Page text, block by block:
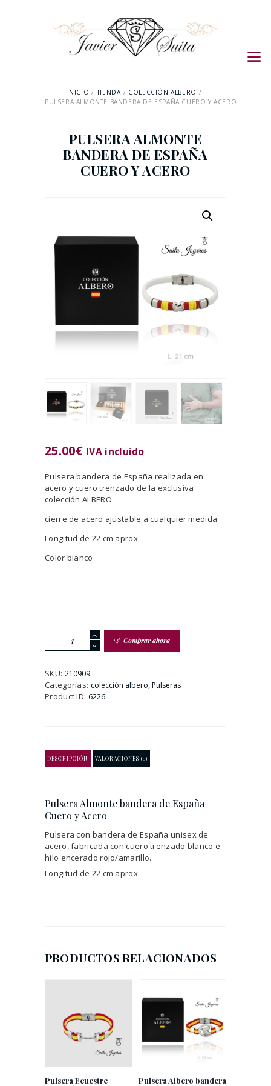
INICIO TIENDA
COLECCIÓN ALBERO
PULSERA ALMONTE BANDERA DE ESPAÑA CUERO Y ACERO
PULSERA ALMONTE
BANDERA DE ESPAÑA
CUERO Y ACERO
25.00€ IVA incluido
Pulsera bandera de España realizada en
acero y cuero trenzado de la exclusiva
colección ALBERO
cierre de acero ajustable a cualquier medida
Longitud de 22 cm aprox.
Color blanco
Almonte
de
España
Cuero
Comprar ahora
SKU: 210909
Categorías: colección albero,Pulseras
Product ID: 6226
DESCRIPCIÓN VALORACIONES (0)
Pulsera Almonte bandera de España
Cuero y Acero
Pulsera con bandera de España unisex de
acero, fabricada con cuero trenzado blanco e
hilo encerado rojo/amarillo.
Longitud de 22 cm aprox.
PRODUCTOS RELACIONADOS
Pulsera Ecuestre Pulsera Albero bandera